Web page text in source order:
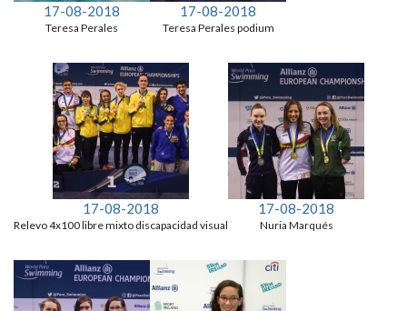
17-08-2018
Teresa Perales
17-08-2018
Teresa Perales podium
17-08-2018
Relevo 4x100 libre mixto discapacidad visual
17-08-2018
Nuria Marqués